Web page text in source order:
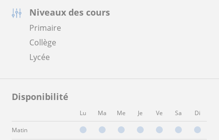
Niveaux des cours
Primaire
Collège
Lycée
Disponibilité
Lu Ma Me Je Ve Sa Di
Matin